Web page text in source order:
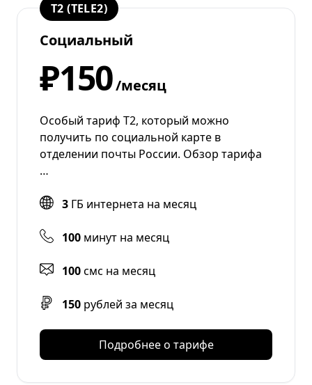
T2 (TELE2)
Социальный
₽150/месяц
Особый тариф Т2, который можно
получить по социальной карте в
отделении почты России. Обзор тарифа
…
3 ГБ интернета на месяц
100 минут на месяц
100смс на месяц
150 рублей за месяц
Подробнее о тарифе